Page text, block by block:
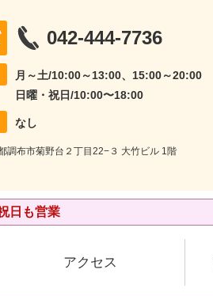
042-444-7736
月～土/10:00～13:00、15:00～20:00
日曜・祝日/10:00〜18:00
なし
布市菊野台２丁目22−３ 大竹ビル 1階
日も営業
アクセス